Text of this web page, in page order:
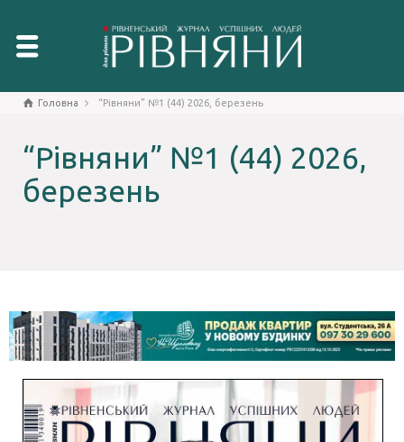
Головна “Рівняни” №1 (44) 2026, березень
“Рівняни” №1 (44) 2026,
березень